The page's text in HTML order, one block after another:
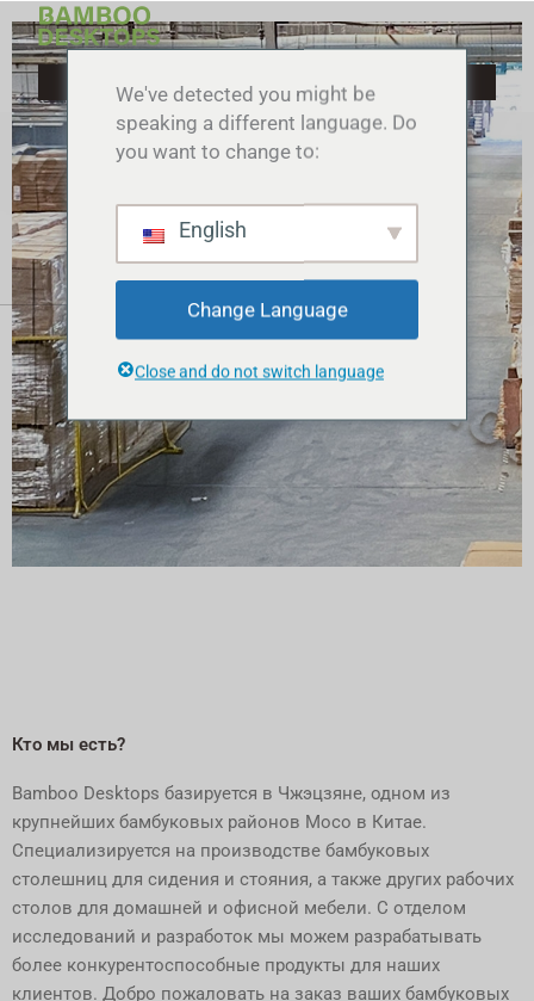
Перейти
содержимому
Связаться с нами
Кто мы есть?
Bamboo Desktops базируется в Чжэцзяне, одном из
крупнейших бамбуковых районов Мосо в Китае.
Специализируется на производстве бамбуковых
столешниц для сидения и стояния, а также других рабочих
столов для домашней и офисной мебели. С отделом
исследований и разработок мы можем разрабатывать
более конкурентоспособные продукты для наших
клиентов. Добро пожаловать на заказ ваших бамбуковых
We've detected you might be
speaking a different language. Do
you want to change to:
English
Change Language
Close and do not switch language